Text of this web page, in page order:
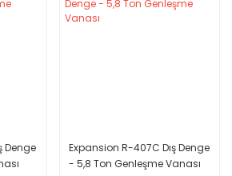
Denge
Expansion R-407C Dış Denge
- 5,8 Ton Genleşme Vanası